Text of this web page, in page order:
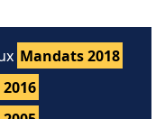
Mandats 2018